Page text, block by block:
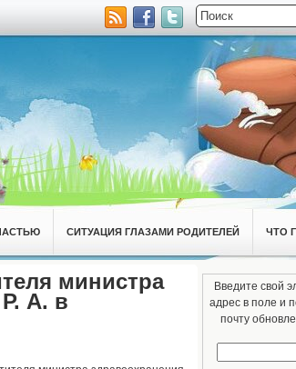
СИТУАЦИЯ ГЛАЗАМИ РОДИТЕЛЕЙ ЧТО
министра
А. в
Введите свой
адрес в поле и
почту